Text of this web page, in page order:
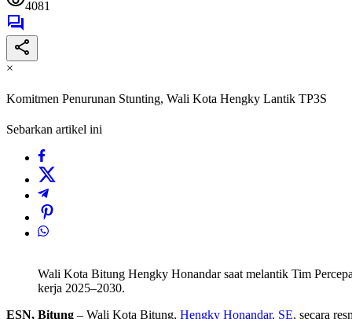
4081
×
Komitmen Penurunan Stunting, Wali Kota Hengky Lantik TP3S
Sebarkan artikel ini
Wali Kota Bitung Hengky Honandar saat melantik Tim
kerja 2025–2030.
ESN, Bitung – Wali Kota Bitung, Hengky Honandar, SE, secara